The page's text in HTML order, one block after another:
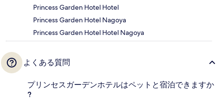
Princess Garden Hotel Hotel
Princess Garden Hotel Nagoya
Princess Garden Hotel Hotel Nagoya
よくある質問
プリンセスガーデンホテルはペットと宿泊できますか
?